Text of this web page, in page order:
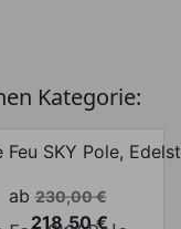
Kategorie:
Verkaufspreis
ab 230,00 €
218,50 €